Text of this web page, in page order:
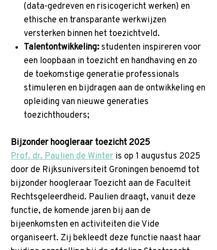
(data-gedreven en risicogericht werken) en
ethische en transparante werkwijzen
versterken binnen het toezichtveld.
Talentontwikkeling: studenten inspireren voor
een loopbaan in toezicht en handhaving en zo
de toekomstige generatie professionals
stimuleren en bijdragen aan de ontwikkeling en
opleiding van nieuwe generaties
toezichthouders;
Bijzonder hoogleraar toezicht 2025
Prof. dr. Paulien de Winteris op 1 augustus 2025
door de Rijksuniversiteit Groningen benoemd tot
bijzonder hoogleraar Toezicht aan de Faculteit
Rechtsgeleerdheid. Paulien draagt, vanuit deze
functie, de komende jaren bij aan de
bijeenkomsten en activiteiten die Vide
organiseert. Zij bekleedt deze functie naast haar